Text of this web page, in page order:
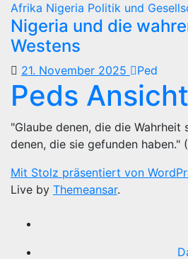
Afrika Nigeria Politik und
Nigeria und die
Westens
21. November 2025 Ped
Peds
"Glaube denen, die die Wahrheit
denen, die sie gefunden haben."
Mit Stolz präsentiert von
Live by Themeansar.